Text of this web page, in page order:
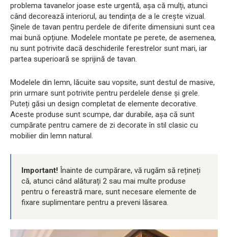
problema tavanelor joase este urgentă, așa că mulți, atunci
când decorează interiorul, au tendința de a le crește vizual.
Șinele de tavan pentru perdele de diferite dimensiuni sunt cea
mai bună opțiune. Modelele montate pe perete, de asemenea,
nu sunt potrivite dacă deschiderile ferestrelor sunt mari, iar
partea superioară se sprijină de tavan.
Modelele din lemn, lăcuite sau vopsite, sunt destul de masive,
prin urmare sunt potrivite pentru perdelele dense și grele.
Puteți găsi un design completat de elemente decorative.
Aceste produse sunt scumpe, dar durabile, așa că sunt
cumpărate pentru camere de zi decorate în stil clasic cu
mobilier din lemn natural.
Important! Înainte de cumpărare, vă rugăm să rețineți
că, atunci când alăturați 2 sau mai multe produse
pentru o fereastră mare, sunt necesare elemente de
fixare suplimentare pentru a preveni lăsarea.